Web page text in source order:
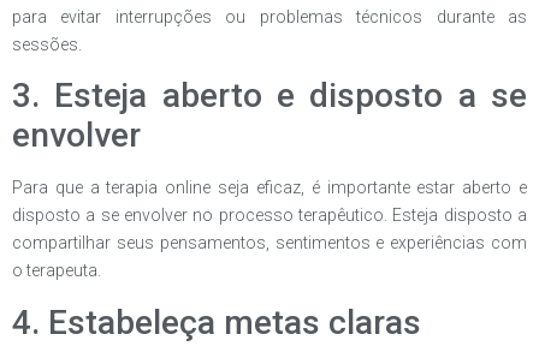
para evitar interrupções ou problemas técnicos durante as
sessões.
3. Esteja aberto e disposto a se
envolver
Para que a terapia online seja eficaz, é importante estar aberto e
disposto a se envolver no processo terapêutico. Esteja disposto a
compartilhar seus pensamentos, sentimentos e experiências com
o terapeuta.
4. Estabeleça metas claras